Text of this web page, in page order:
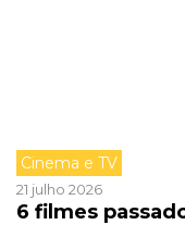
Cinema e TV
21 julho 2026
6 filmes